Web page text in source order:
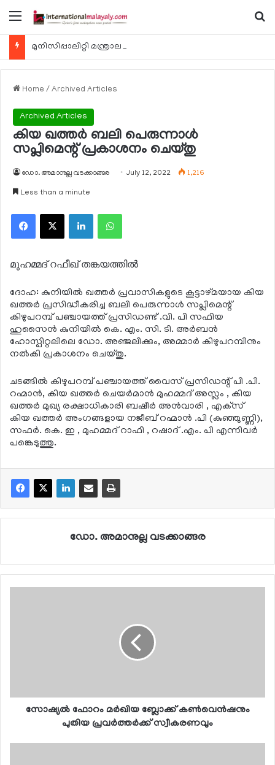
Menu
Home / Archived Articles
Archived Articles
കിയ ഖത്തര്‍ ബലി പെരുന്നാള്‍
സപ്ലിമെന്റ് പ്രകാശനം ചെയ്തു
ഡോ. അമാനുല്ല വടക്കാങ്ങര July 12, 2022 1,216
Less than a minute
Facebook
X LinkedInWhatsApp
മുഹമ്മദ് റഫീഖ് തങ്കയത്തില്‍
ദോഹ: കുനിയില്‍ ഖത്തര്‍ പ്രവാസികളുടെ കൂട്ടാഴ്മയായ കിയ
ഖത്തര്‍ പ്രസിദ്ധീകരിച്ച ബലി പെരുന്നാള്‍ സപ്ലിമെന്റ്
കിഴുപറമ്പ് പഞ്ചായത്ത് പ്രസിഡണ്ട് .വി. പി സഫിയ
ഹുസൈന്‍ കുനിയില്‍ കെ. എം. സി. ടി. അര്‍ബന്‍
ഹോസ്പിറ്റലിലെ ഡോ. അഞ്ജലിക്കും, അമ്മാര്‍ കിഴുപറമ്പിനും
നല്‍കി പ്രകാശനം ചെയ്തു.
ചടങ്ങില്‍ കിഴുപറമ്പ് പഞ്ചായത്ത് വൈസ് പ്രസിഡന്റ് പി .പി.
റഹ്മാന്‍, കിയ ഖത്തര്‍ ചെയര്‍മാന്‍ മുഹമ്മദ് അസ്ലം , കിയ
ഖത്തര്‍ മുഖ്യ രക്ഷാധികാരി ബഷീര്‍ അന്‍വാരി , എക്‌സ്
കിയ ഖത്തര്‍ അംഗങ്ങളായ നജീബ് റഹ്മാന്‍ .പി (കുഞ്ഞുണ്ണി),
സഫര്‍. കെ. ഇ , മുഹമ്മദ് റാഫി , റഷാദ് .എം. പി എന്നിവര്‍
പങ്കെടുത്തു.
ഡോ. അമാനുല്ല വടക്കാങ്ങര
സോഷ്യല്‍ ഫോറം മര്‍ഖിയ ബ്ലോക്ക് കണ്‍വെന്‍ഷനും
പുതിയ പ്രവര്‍ത്തര്‍ക്ക് സ്വീകരണവും